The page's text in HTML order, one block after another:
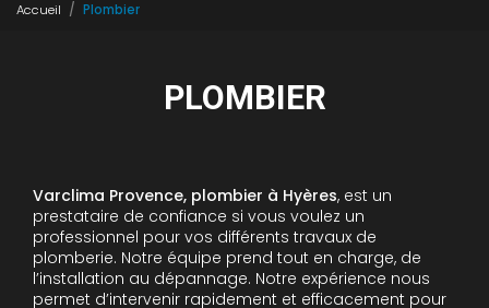
Accueil Plombier
PLOMBIER
Varclima Provence, plombier à Hyères, est un
prestataire de confiance si vous voulez un
professionnel pour vos différents travaux de
plomberie. Notre équipe prend tout en charge, de
l’installation au dépannage. Notre expérience nous
permet d’intervenir rapidement et efficacement pour